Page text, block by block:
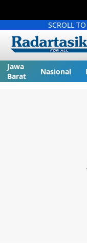
SCROLL
Jawa
Barat
Nasional